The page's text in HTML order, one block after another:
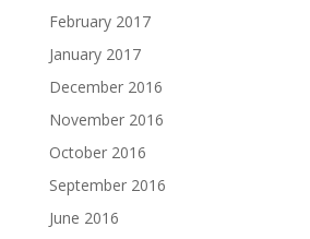
February 2017
January 2017
December 2016
November 2016
October 2016
September 2016
June 2016